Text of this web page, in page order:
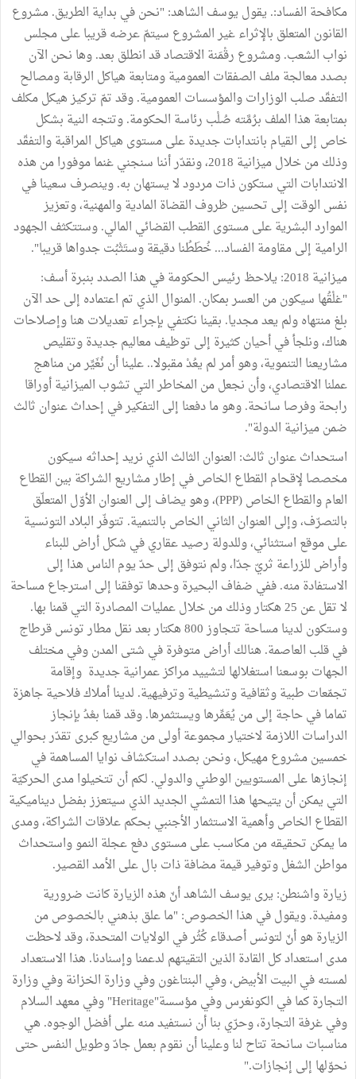
مكافحة الفساد:. يقول يوسف الشاهد: "نحن في بداية الطريق. مشروع
القانون المتعلق بالإثراء غير المشروع سيتمّ عرضه قريبا على مجلس
نواب الشعب. ومشروع رقْمَنة الاقتصاد قد انطلق بعد. وها نحن الآن
بصدد معالجة ملف الصفقات العمومية ومتابعة هياكل الرقابة ومصالح
التفقّد صلب الوزارات والمؤسسات العمومية. وقد تمّ تركيز هيكل مكلف
بمتابعة هذا الملف برُمَّته صُلْب رئاسة الحكومة. وتتجه النية بشكل
خاص إلى القيام بانتدابات جديدة على مستوى هياكل المراقبة والتفقّد
وذلك من خلال ميزانية 2018، ونقدّر أننا سنجني غنما موفورا من هذه
الانتدابات التي ستكون ذات مردود لا يستهان به. وينصرف سعينا في
نفس الوقت إلى تحسين ظروف القضاة المادية والمهنية، وتعزيز
الموارد البشرية على مستوى القطب القضائي المالي. وستتكثف الجهود
الرامية إلى مقاومة الفساد... خُطَطُنا دقيقة وستَثْبُت جدواها قريبا".
ميزانية 2018: يلاحظ رئيس الحكومة في هذا الصدد بنبرة أسف:
"غلْقُها سيكون من العسر بمكان. المنوال الذي تم اعتماده إلى حد الآن
بلغ منتهاه ولم يعد مجديا. بقينا نكتفي بإجراء تعديلات هنا وإصلاحات
هناك، ونلجأ في أحيان كثيرة إلى توظيف معاليم جديدة وتقليص
مشاريعنا التنموية، وهو أمر لم يعُدْ مقبولا.. علينا أن نُغَيِّر من مناهج
عملنا الاقتصادي، وأن نجعل من المخاطر التي تشوب الميزانية أوراقا
رابحة وفرصا سانحة. وهو ما دفعنا إلى التفكير في إحداث عنوان ثالث
ضمن ميزانية الدولة".
استحداث عنوان ثالث: العنوان الثالث الذي نريد إحداثه سيكون
مخصصا لإقحام القطاع الخاص في إطار مشاريع الشراكة بين القطاع
العام والقطاع الخاص (PPP)، وهو يضاف إلى العنوان الأوّل المتعلّق
بالتصرّف، وإلى العنوان الثاني الخاص بالتنمية. تتوفّر البلاد التونسية
على موقع استثنائي، وللدولة رصيد عقاري في شكل أراض للبناء
وأراض للزراعة ثريّ جدّا، ولم نتوفق إلى حدّ يوم الناس هذا إلى
الاستفادة منه. ففي ضفاف البحيرة وحدها توفقنا إلى استرجاع مساحة
لا تقل عن 25 هكتار وذلك من خلال عمليات المصادرة التي قمنا بها.
وستكون لدينا مساحة تتجاوز 800 هكتار بعد نقل مطار تونس قرطاج
في قلب العاصمة. هنالك أراض متوفرة في شتى المدن وفي مختلف
الجهات بوسعنا استغلالها لتشييد مراكز عمرانية جديدة وإقامة
تجمّعات طبية وثقافية وتنشيطية وترفيهية. لدينا أملاك فلاحية جاهزة
تماما في حاجة إلى من يُعَمِّرها ويستثمرها. وقد قمنا بعْدُ بإنجاز
الدراسات اللازمة لاختيار مجموعة أولى من مشاريع كبرى تقدّر بحوالي
خمسين مشروع مهيكل، ونحن بصدد استكشاف نوايا المساهمة في
إنجازها على المستويين الوطني والدولي. لكم أن تتخيلوا مدى الحركيّة
التي يمكن أن يتيحها هذا التمشي الجديد الذي سيتعزز بفضل ديناميكية
القطاع الخاص وأهمية الاستثمار الأجنبي بحكم علاقات الشراكة، ومدى
ما يمكن تحقيقه من مكاسب على مستوى دفع عجلة النمو واستحداث
مواطن الشغل وتوفير قيمة مضافة ذات بال على الأمد القصير.
زيارة واشنطن: يرى يوسف الشاهد أنّ هذه الزيارة كانت ضرورية
ومفيدة. ويقول في هذا الخصوص: "ما علق بذهني بالخصوص من
الزيارة هو أنّ لتونس أصدقاء كُثُر في الولايات المتحدة، وقد لاحظت
مدى استعداد كل القادة الذين التقيتهم لدعمنا وإسنادنا. هذا الاستعداد
لمسته في البيت الأبيض، وفي البنتاغون وفي وزارة الخزانة وفي وزارة
التجارة كما في الكونغرس وفي مؤسسة"Heritage" وفي معهد السلام
وفي غرفة التجارة، وحرّي بنا أن نستفيد منه على أفضل الوجوه. هي
مناسبات سانحة تتاح لنا وعلينا أن نقوم بعمل جادّ وطويل النفس حتى
نحوّلها إلى إنجازات."